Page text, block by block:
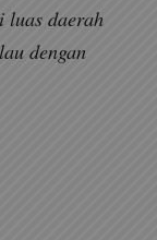
luas daerah
dengan